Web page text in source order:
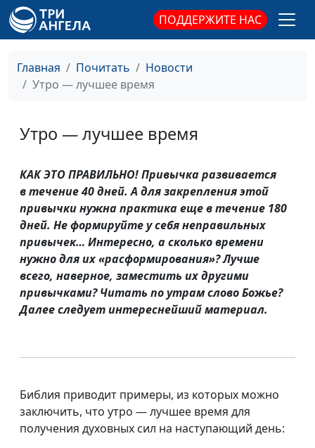
ПОДДЕРЖИТЕ НАС
Главная Почитать
Новости
Утро — лучшее время
Утро — лучшее время
КАК ЭТО ПРАВИЛЬНО! Привычка развивается
в течение 40 дней. А для закрепления этой
привычки нужна практика еще в течение 180
дней. Не формируйте у себя неправильных
привычек… Интересно, а сколько времени
нужно для их «расформирования»? Лучше
всего, наверное, заместить их другими
привычками? Читать по утрам слово Божье?
Далее следует интереснейший материал.
Библия приводит примеры, из которых можно
заключить, что утро — лучшее время для
получения духовных сил на наступающий день: